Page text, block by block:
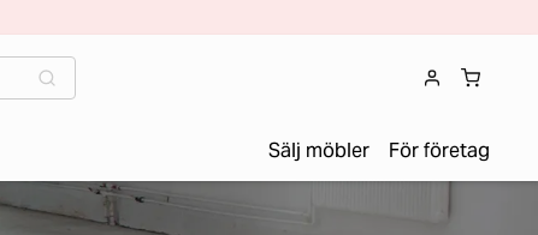
Sälj möbler För företag